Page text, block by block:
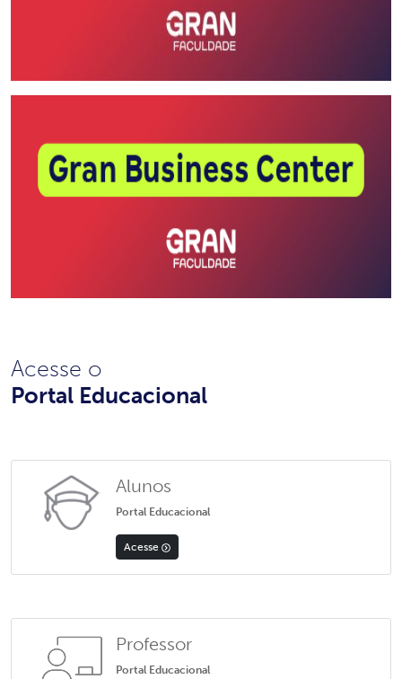
Acesse o
Portal Educacional
Alunos
Portal Educacional
Acesse
Professor
Portal Educacional